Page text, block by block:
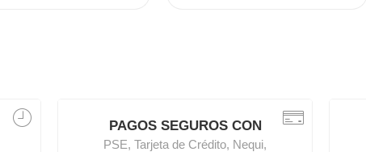
PAGOS SEGUROS CON
PSE, Tarjeta de Crédito, Nequi,